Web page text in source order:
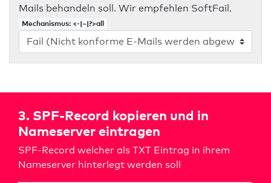
Mails behandeln soll. Wir empfehlen SoftFail.
Mechanismus: <-|~|?>all
3. SPF-Record kopieren und in
Nameserver eintragen
SPF-Record welcher als TXT Eintrag in ihrem
Nameserver hinterlegt werden soll